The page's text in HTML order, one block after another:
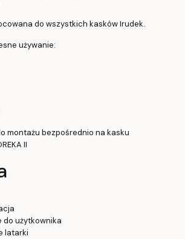
do wszystkich kasków Irudek.
używanie:
montażu bezpośrednio na kasku
II
do użytkownika
latarki